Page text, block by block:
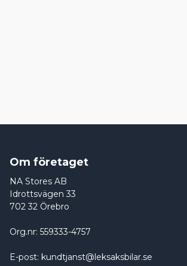
Om företaget
NA Stores AB
Idrottsvägen 33
702 32 Örebro
Org.nr: 559333-4757
E-post: kundtjanst@leksaksbilar.se